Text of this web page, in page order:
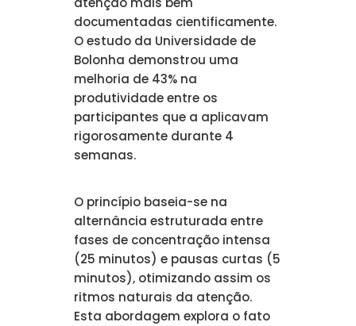
documentadas cientificamente.
O estudo da Universidade de
Bolonha demonstrou uma
melhoria de 43% na
produtividade entre os
participantes que a aplicavam
rigorosamente durante 4
semanas.
O princípio baseia-se na
alternância estruturada entre
fases de concentração intensa
(25 minutos) e pausas curtas (5
minutos), otimizando assim os
ritmos naturais da atenção.
Esta abordagem explora o fato